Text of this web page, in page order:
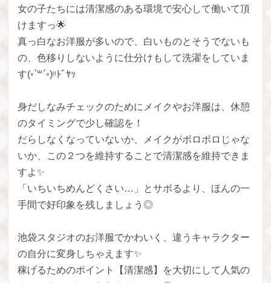
女の子たちには清潔感のある環境で安心して働いて頂
けますっ🌟
真っ白なお洋服が多いので、白いものとそうでないも
の、色移りしないように仕分けもして洗濯をしていま
す(◦`꒳´◦)ᵎᵎﾄﾞﾔｯ
身だしなみチェックのためにメイクやお洋服は、休憩
のタイミングで少し確認を！
だらしなくなっていないか、メイクがボロボロじゃな
いか、この２つを維持することで清潔感を維持できま
すよ✨
「いちいちめんどくさい…」とサボるより、ほんの一
手間で好印象を残しましょう◎
池袋スタジオのお洋服でかわいく、違うキャラクター
の自分に変身しちゃえます✨
稼げるためのポイント【清潔感】を大切にして人気の